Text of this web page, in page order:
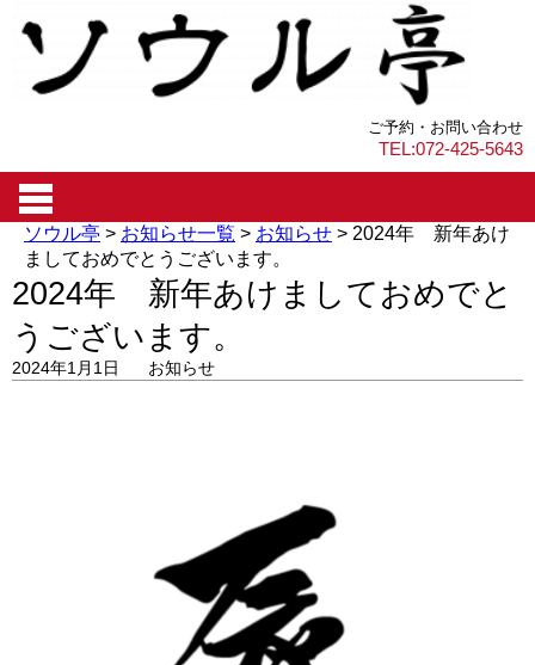
ご予約・お問い合わせ
TEL:072-425-5643
ソウル亭 > お知らせ一覧 > お知らせ > 2024年 新年あけ
ましておめでとうございます。
2024年 新年あけましておめでと
うございます。
2024年1月1日 お知らせ